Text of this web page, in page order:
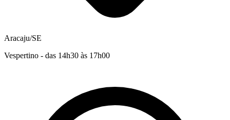
Aracaju/SE
Vespertino - das 14h30 às 17h00